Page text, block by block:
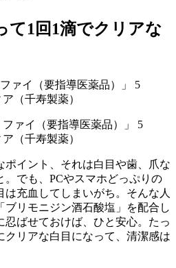
て1回1滴でクリアな
ァイ（要指導医薬品）」 5
（千寿製薬）
ポイント、それは白目や歯、爪な
。でも、PCやスマホどっぷりの
充血してしまいがち。そんな人
ブリモニジン酒石酸塩」を配合し
忍ばせておけば、ひと安心。たっ
クリアな白目になって、清潔感は